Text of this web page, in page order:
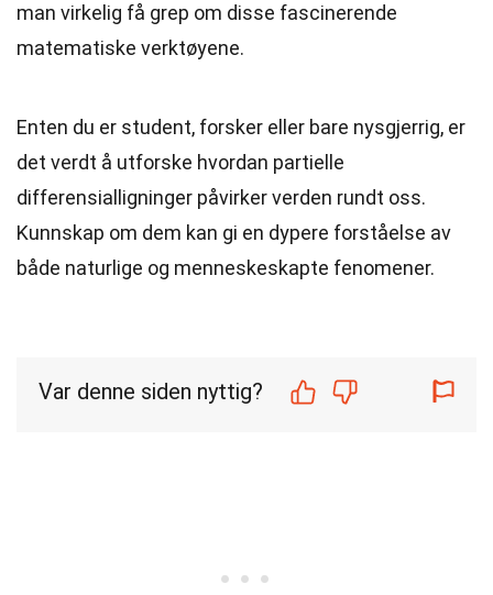
man virkelig få grep om disse fascinerende
matematiske verktøyene.
Enten du er student, forsker eller bare nysgjerrig, er
det verdt å utforske hvordan partielle
differensialligninger påvirker verden rundt oss.
Kunnskap om dem kan gi en dypere forståelse av
både naturlige og menneskeskapte fenomener.
Var denne siden nyttig?